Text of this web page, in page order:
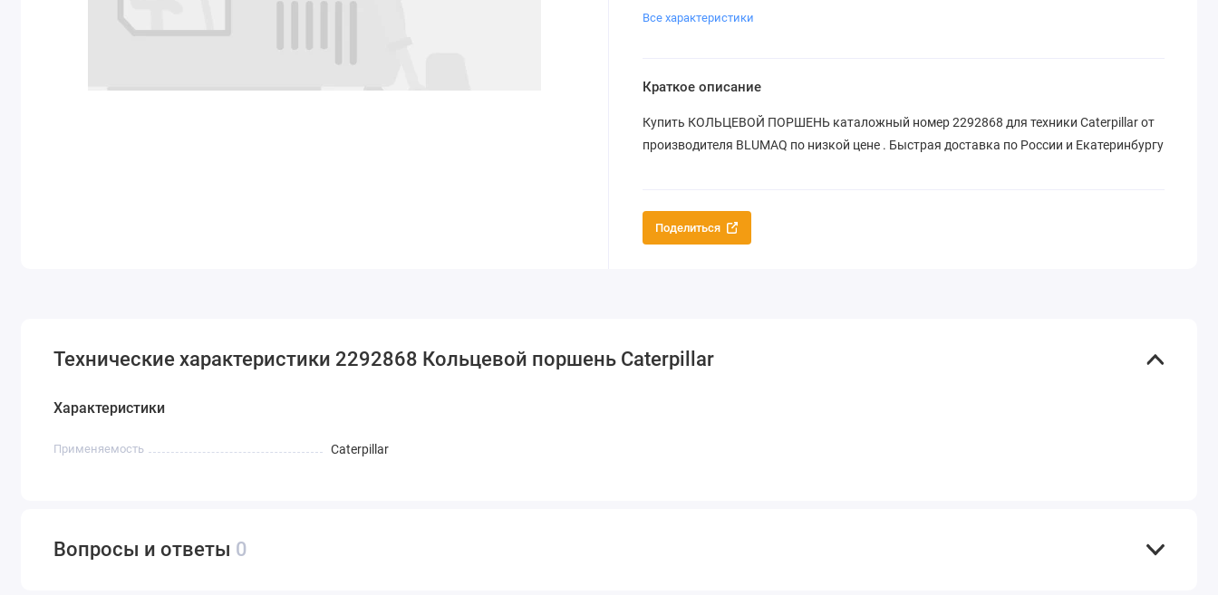
Все характеристики
Краткое описание
Купить КОЛЬЦЕВОЙ ПОРШЕНЬ каталожный номер 2292868 для техники Caterpillar от
производителя BLUMAQ по низкой цене . Быстрая доставка по России и Екатеринбургу
Поделиться
Технические характеристики 2292868 Кольцевой поршень Caterpillar
Характеристики
Применяемость Caterpillar
Вопросы и ответы 0